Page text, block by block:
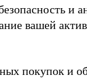
и
вашей
покупок и